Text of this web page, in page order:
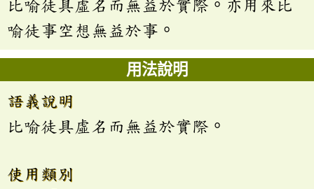
比喻徒具虛名而無益於實際。亦用來比
喻徒事空想無益於事。
用法說明
語義說明
比喻徒具虛名而無益於實際。
使用類別